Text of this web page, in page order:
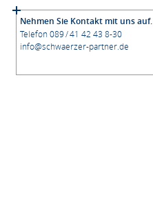
Nehmen Sie Kontakt mit uns auf.
Telefon 089 / 41 42 43 8-30
info@schwaerzer-partner.de